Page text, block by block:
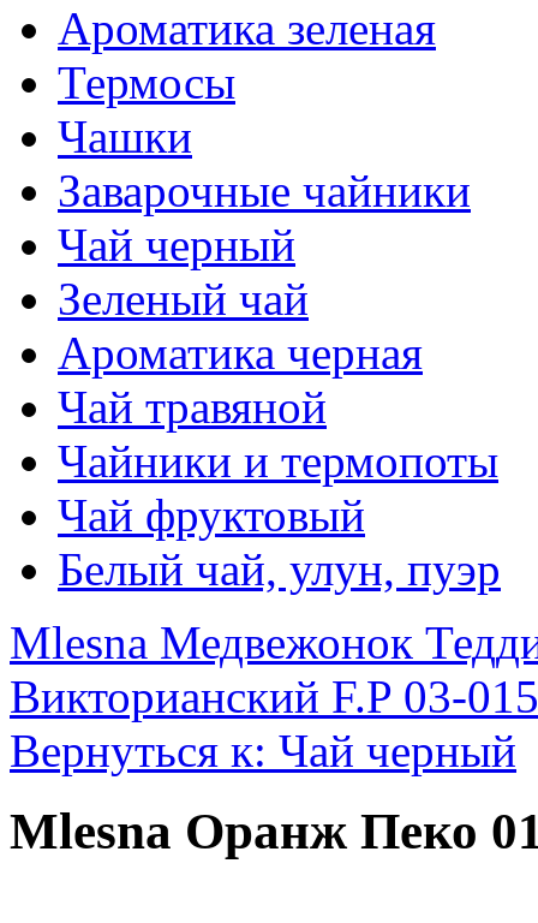
Ароматика зеленая
Термосы
Чашки
Заварочные чайники
Чай черный
Зеленый чай
Ароматика черная
Чай травяной
Чайники и термопоты
Чай фруктовый
Белый чай, улун, пуэр
Mlesna Медвежонок
Викторианский F.P 03-
Вернуться к: Чай черный
Mlesna Оранж Пеко